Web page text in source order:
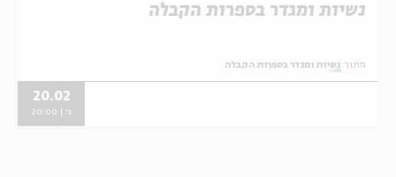
נשיות ומגדר בספרות הקבלה
מתוך: נשיות ומגדר בספרות הקבלה
20.02
ג' | 20:00